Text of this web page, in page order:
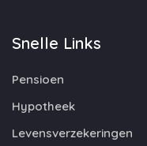
Snelle Links
Pensioen
Hypotheek
Levensverzekeringen